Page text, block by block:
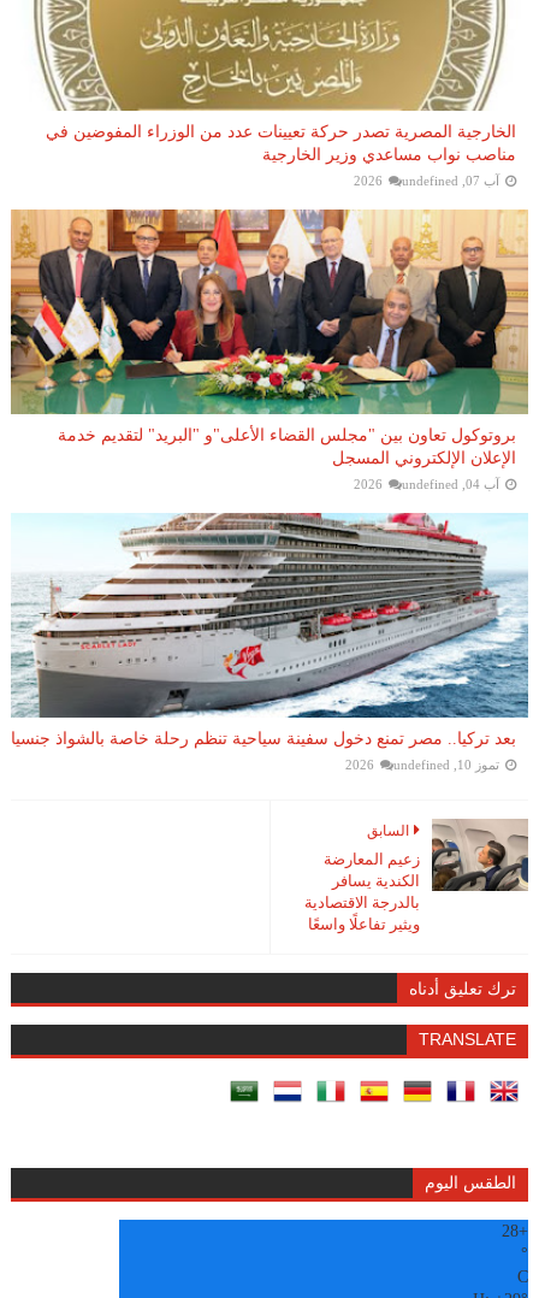
الخارجية المصرية تصدر حركة تعيينات عدد من الوزراء المفوضين في
مناصب نواب مساعدي وزير الخارجية
آب 07, 2026 undefined
بروتوكول تعاون بين "مجلس القضاء الأعلى"و "البريد" لتقديم خدمة
الإعلان الإلكتروني المسجل
آب 04, 2026 undefined
بعد تركيا.. مصر تمنع دخول سفينة سياحية تنظم رحلة خاصة بالشواذ جنسيا
تموز 10, 2026 undefined
السابق
زعيم المعارضة
الكندية يسافر
بالدرجة الاقتصادية
ويثير تفاعلًا واسعًا
ترك تعليق أدناه
TRANSLATE
الطقس اليوم
+
28
°
C